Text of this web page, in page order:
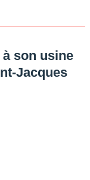
son usine
Jacques